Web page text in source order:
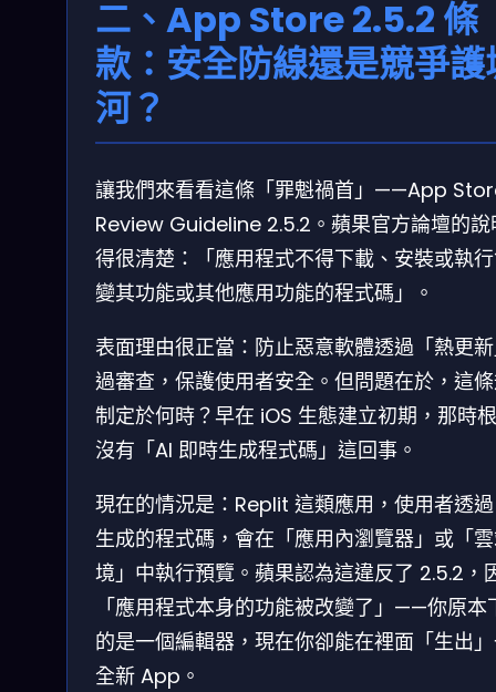
二、App Store 2.5.2 條
款：安全防線還是競爭護
河？
讓我們來看看這條「罪魁禍首」——App
Review Guideline 2.5.2。蘋果官方論壇的說
得很清楚：「應用程式不得下載、安裝或執
變其功能或其他應用功能的程式碼」。
表面理由很正當：防止惡意軟體透過「熱更
過審查，保護使用者安全。但問題在於，這
制定於何時？早在 iOS 生態建立初期，那時
沒有「AI 即時生成程式碼」這回事。
現在的情況是：Replit 這類應用，使用者透
生成的程式碼，會在「應用內瀏覽器」或「
境」中執行預覽。蘋果認為這違反了 2.5.2，
「應用程式本身的功能被改變了」——你原本
的是一個編輯器，現在你卻能在裡面「生出
全新 App。